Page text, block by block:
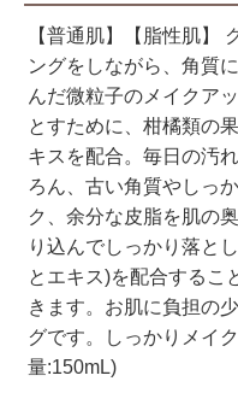
【普通肌】【脂性肌】
ングをしながら、角質
んだ微粒子のメイクア
とすために、柑橘類の
キスを配合。毎日の汚
ろん、古い角質やしっ
ク、余分な皮脂を肌の
り込んでしっかり落と
とエキス)を配合するこ
きます。お肌に負担の
グです。しっかりメイ
量:150mL)